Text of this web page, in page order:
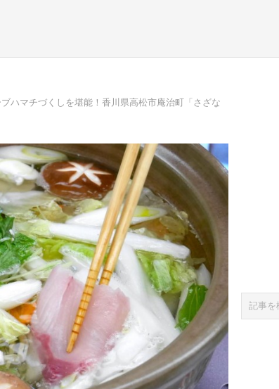
ハマチづくしを堪能！香川県高松市庵治町「さざな